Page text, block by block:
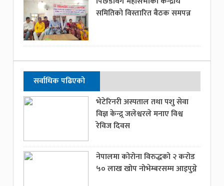
समितिको विस्तारित बैठक समपन्न
सर्वाधिक पढिएको
भेटेरिनरी अस्पताल तथा पशु सेवा
विज्ञ केन्द्र्र जलेश्वरले मनाए विश्व
रेविज दिवस
नेपालमा कोरोना विरुद्धको २ करोड
५० लाख खोप नोभेम्बरसम्म आइपुग्ने